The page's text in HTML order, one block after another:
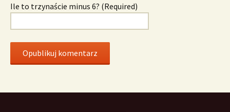
Ile to trzynaście minus 6? (Required)